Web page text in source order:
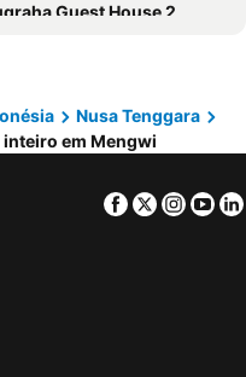
Guest House 2
Nusa Tenggara
em Mengwi
Facebook
Twitter